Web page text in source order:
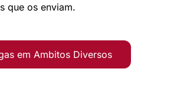
que os enviam.
em Ambitos Diversos